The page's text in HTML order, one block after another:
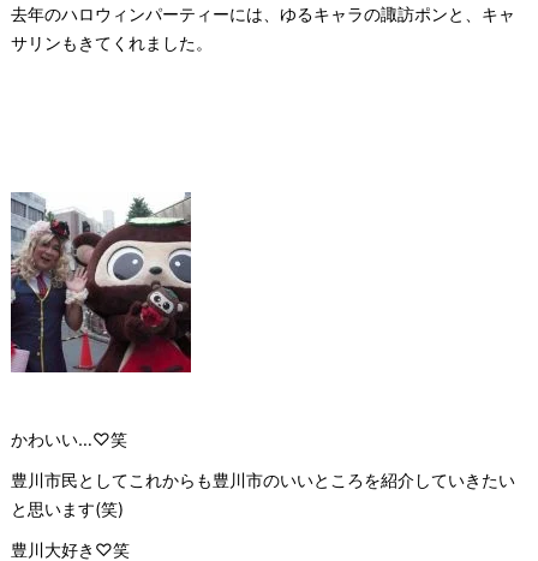
去年のハロウィンパーティーには、ゆるキャラの諏訪ポンと、キャ
サリンもきてくれました。
かわいい…♡笑
豊川市民としてこれからも豊川市のいいところを紹介していきたい
と思います(笑)
豊川大好き♡笑